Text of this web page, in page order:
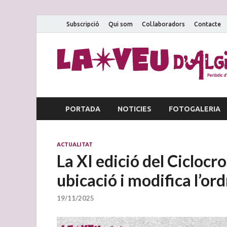
Subscripció Qui som Col.laboradors Contacte
PORTADA NOTICIES FOTOGALERIA
ACTUALITAT
La XI edició del
ubicació i modifica
19/11/2025